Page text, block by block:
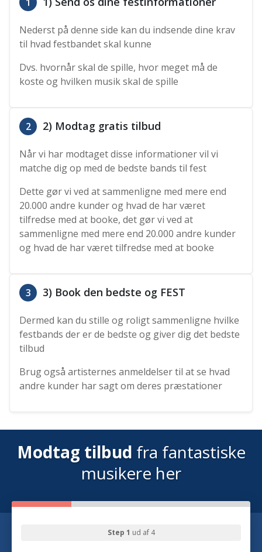
Nederst på denne side kan du indsende dine krav
til hvad festbandet skal kunne
Dvs. hvornår skal de spille, hvor meget må de
koste og hvilken musik skal de spille
2 2) Modtag gratis tilbud
Når vi har modtaget disse informationer vil vi
matche dig op med de bedste bands til fest
Dette gør vi ved at sammenligne med mere end
20.000 andre kunder og hvad de har været
tilfredse med at booke, det gør vi ved at
sammenligne med mere end 20.000 andre kunder
og hvad de har været tilfredse med at booke
3 3) Book den bedste og FEST
Dermed kan du stille og roligt sammenligne hvilke
festbands der er de bedste og giver dig det bedste
tilbud
Brug også artisternes anmeldelser til at se hvad
andre kunder har sagt om deres præstationer
Modtag tilbud fra fantastiske
musikere her
Step 1 ud af 4